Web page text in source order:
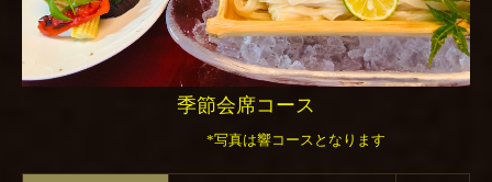
季節会席コース
*写真は響コースとなります